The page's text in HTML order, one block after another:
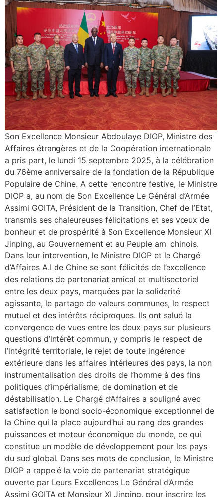
Son Excellence Monsieur Abdoulaye DIOP, Ministre des
Affaires étrangères et de la Coopération internationale
a pris part, le lundi 15 septembre 2025, à la célébration
du 76ème anniversaire de la fondation de la République
Populaire de Chine. A cette rencontre festive, le Ministre
DIOP a, au nom de Son Excellence Le Général d’Armée
Assimi GOITA, Président de la Transition, Chef de l’Etat,
transmis ses chaleureuses félicitations et ses vœux de
bonheur et de prospérité à Son Excellence Monsieur XI
Jinping, au Gouvernement et au Peuple ami chinois.
Dans leur intervention, le Ministre DIOP et le Chargé
d’Affaires A.I de Chine se sont félicités de l’excellence
des relations de partenariat amical et multisectoriel
entre les deux pays, marquées par la solidarité
agissante, le partage de valeurs communes, le respect
mutuel et des intérêts réciproques. Ils ont salué la
convergence de vues entre les deux pays sur plusieurs
questions d’intérêt commun, y compris le respect de
l’intégrité territoriale, le rejet de toute ingérence
extérieure dans les affaires intérieures des pays, la non
instrumentalisation des droits de l’homme à des fins
politiques d’impérialisme, de domination et de
déstabilisation. Le Chargé d’Affaires a souligné avec
satisfaction le bond socio-économique exceptionnel de
la Chine qui la place aujourd’hui au rang des grandes
puissances et moteur économique du monde, ce qui
constitue un modèle de développement pour les pays
du sud global. Dans ses mots de conclusion, le Ministre
DIOP a rappelé la voie de partenariat stratégique
ouverte par Leurs Excellences Le Général d’Armée
Assimi GOITA et Monsieur XI Jinping, pour inscrire les